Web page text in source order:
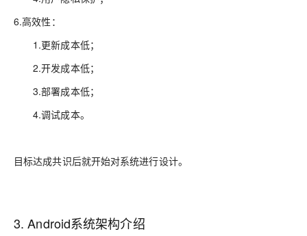
6.高效性：
1.更新成本低；
2.开发成本低；
3.部署成本低；
4.调试成本。
目标达成共识后就开始对系统进行设计。
3. Android系统架构介绍